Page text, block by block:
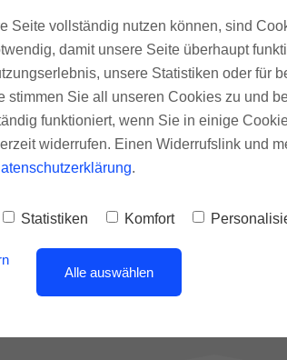
Produkt
Fit
Du hast einProdukt,
den Kunden tatsächlich
Mehrwertschafft und
Kauf anregt.
Seite vollständig nutzen können, sind
damit unsere Seite überhaupt
unsere Statistiken oder für
stimmen Sie all unseren Cookies zu und
funktioniert, wenn Sie in einige
widerrufen. Einen Widerrufslink und
.
Statistiken Komfort
Alle auswählen